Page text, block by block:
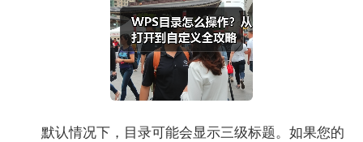
默认情况下，目录可能会显示三级标题。如果您的